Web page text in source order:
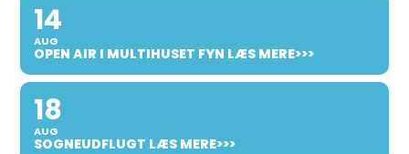
14
AUG
OPEN AIR I MULTIHUSET FYN LÆS MERE>>>
18
AUG
SOGNEUDFLUGT LÆS MERE>>>